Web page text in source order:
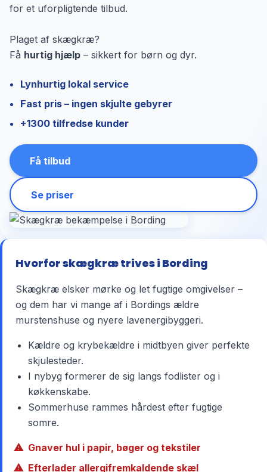
for et uforpligtende tilbud.
Plaget af skægkræ?
Få hurtig hjælp – sikkert for børn og dyr.
Lynhurtig lokal service
Fast pris – ingen skjulte gebyrer
+1300 tilfredse kunder
Få tilbud
Se priser
Hvorfor skægkræ trives i Bording
Skægkræ elsker mørke og let fugtige omgivelser –
og dem har vi mange af i Bordings ældre
murstenshuse og nyere lavenergibyggeri.
Kældre og krybekældre i midtbyen giver perfekte
skjulesteder.
I nybyg formerer de sig langs fodlister og i
køkkenskabe.
Sommerhuse rammes hårdest efter fugtige
somre.
Gnaver hul i papir, bøger og tekstiler
Efterlader allergifremkaldende skæl